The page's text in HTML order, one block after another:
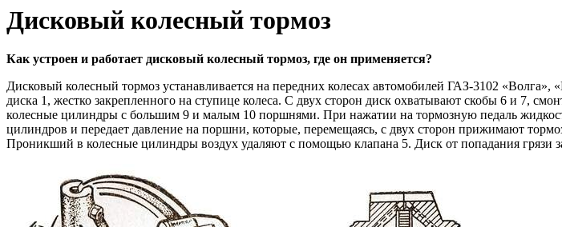
Дисковый колесный тормоз
Как устроен и работает дисковый колесный тормоз, где он применяется?
Дисковый колесный тормоз устанавливается на передних колесах автомобилей ГАЗ-3102
диска 1, жестко закрепленного на ступице колеса. С двух сторон диск охватывают скобы 6 и 7,
колесные цилиндры с большим 9 и малым 10 поршнями. При нажатии на тормозную педаль
цилиндров и передает давление на поршни, которые, перемещаясь, с двух сторон прижимают
Проникший в колесные цилиндры воздух удаляют с помощью клапана 5. Диск от попадания грязи